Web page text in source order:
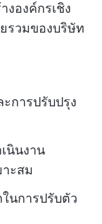
งองค์กรเชิง
รวมของบริษัท
การปรับปรุง
นินงาน
ะสม
นการปรับตัว